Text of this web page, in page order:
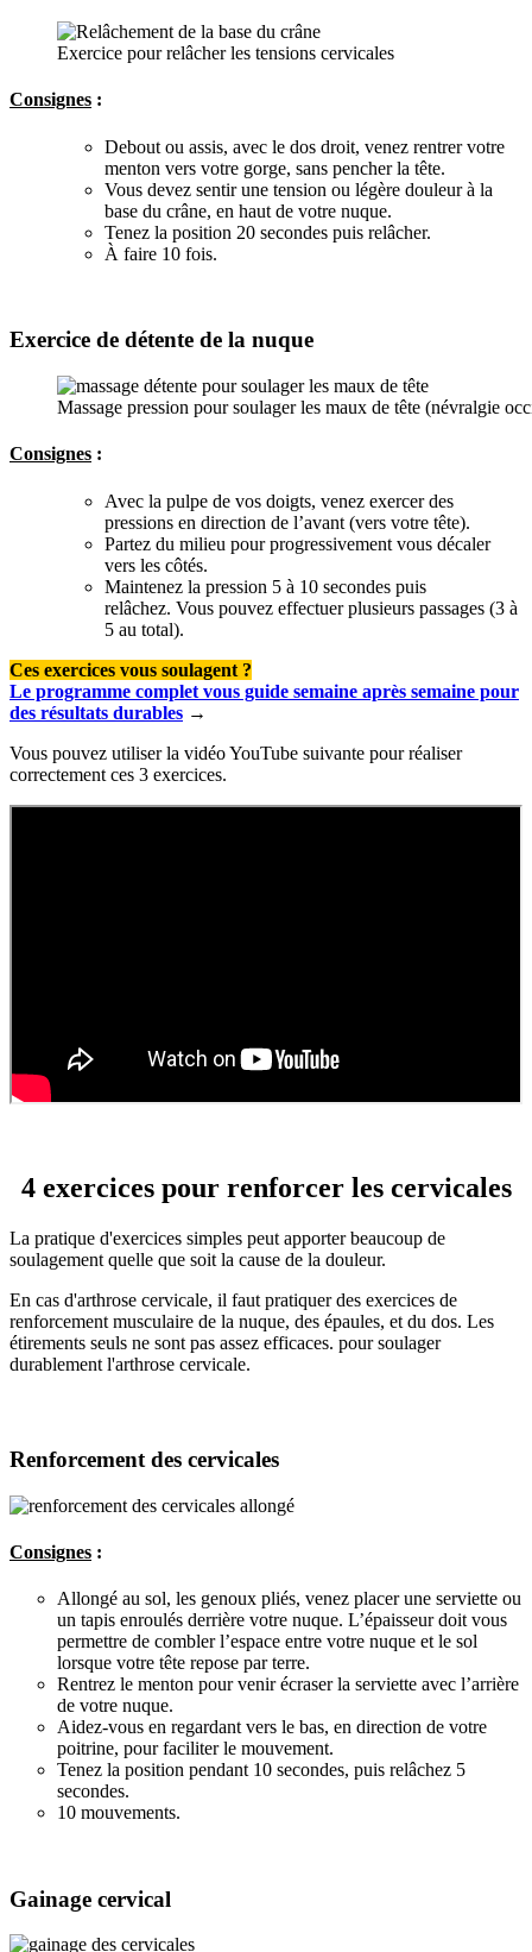
Exercice pour relâcher les tensions cervicales
Consignes :
Debout ou assis, avec le dos droit, venez rentrer votre
menton vers votre gorge, sans pencher la tête.
Vous devez sentir une tension ou légère douleur à la
base du crâne, en haut de votre nuque.
Tenez la position 20 secondes puis relâcher.
À faire 10 fois.
Exercice de détente de la nuque
Massage pression pour soulager les maux de tête (névralgie
Consignes :
Avec la pulpe de vos doigts, venez exercer des
pressions en direction de l’avant (vers votre tête).
Partez du milieu pour progressivement vous décaler
vers les côtés.
Maintenez la pression 5 à 10 secondes puis
relâchez. Vous pouvez effectuer plusieurs passages (3 à
5 au total).
Ces exercices vous soulagent ?
Le programme complet vous guide semaine après semaine pour
des résultats durables →
Vous pouvez utiliser la vidéo YouTube suivante pour réaliser
correctement ces 3 exercices.
4 exercices pour renforcer les cervicales
La pratique d'exercices simples peut apporter beaucoup de
soulagement quelle que soit la cause de la douleur.
En cas d'arthrose cervicale, il faut pratiquer des exercices de
renforcement musculaire de la nuque, des épaules, et du dos. Les
étirements seuls ne sont pas assez efficaces. pour soulager
durablement l'arthrose cervicale.
Renforcement des cervicales
Consignes :
Allongé au sol, les genoux pliés, venez placer une serviette ou
un tapis enroulés derrière votre nuque. L’épaisseur doit vous
permettre de combler l’espace entre votre nuque et le sol
lorsque votre tête repose par terre.
Rentrez le menton pour venir écraser la serviette avec l’arrière
de votre nuque.
Aidez-vous en regardant vers le bas, en direction de votre
poitrine, pour faciliter le mouvement.
Tenez la position pendant 10 secondes, puis relâchez 5
secondes.
10 mouvements.
Gainage cervical